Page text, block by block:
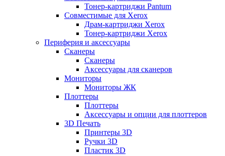
Тонер-картриджи Pantum
Совместимые для Xerox
Драм-картриджи Xerox
Тонер-картриджи Xerox
Периферия и аксессуары
Сканеры
Сканеры
Аксессуары для сканеров
Мониторы
Мониторы ЖК
Плоттеры
Плоттеры
Аксессуары и опции для плоттеров
3D Печать
Принтеры 3D
Ручки 3D
Пластик 3D